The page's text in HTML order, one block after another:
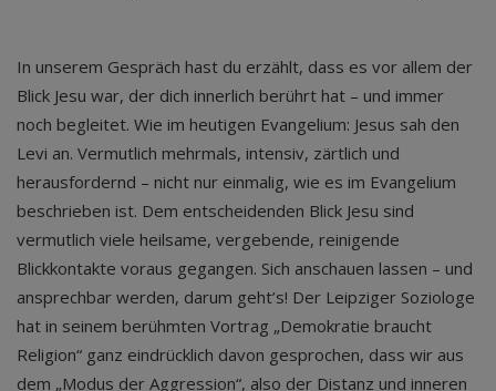
In unserem Gespräch hast du erzählt, dass es vor allem der
Blick Jesu war, der dich innerlich berührt hat – und immer
noch begleitet. Wie im heutigen Evangelium: Jesus sah den
Levi an. Vermutlich mehrmals, intensiv, zärtlich und
herausfordernd – nicht nur einmalig, wie es im Evangelium
beschrieben ist. Dem entscheidenden Blick Jesu sind
vermutlich viele heilsame, vergebende, reinigende
Blickkontakte voraus gegangen. Sich anschauen lassen – und
ansprechbar werden, darum geht’s! Der Leipziger Soziologe
hat in seinem berühmten Vortrag „Demokratie braucht
Religion“ ganz eindrücklich davon gesprochen, dass wir aus
dem „Modus der Aggression“, also der Distanz und inneren